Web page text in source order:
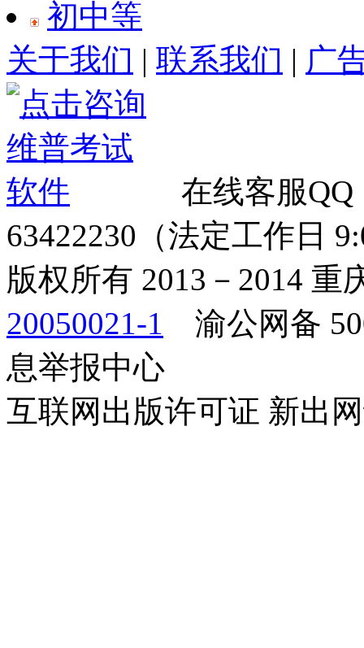
初中等
关于我们 | 联系我们 | 广
在线客服QQ
63422230（法定工作日
版权所有 2013－2014
20050021-1 渝公网备
息举报中心
互联网出版许可证 新出